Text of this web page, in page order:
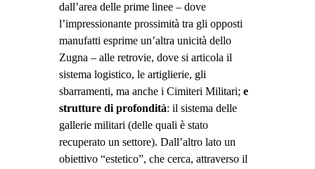
dall’area delle prime linee – dove
l’impressionante prossimità tra gli opposti
manufatti esprime un’altra unicità dello
Zugna – alle retrovie, dove si articola il
sistema logistico, le artiglierie, gli
sbarramenti, ma anche i Cimiteri Militari; e
strutture di profondità: il sistema delle
gallerie militari (delle quali è stato
recuperato un settore). Dall’altro lato un
obiettivo “estetico”, che cerca, attraverso il